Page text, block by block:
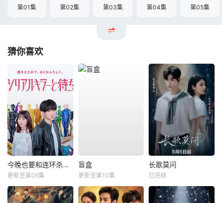
第01集 第02集 第03集 第04集 第05集
猜你喜欢
今晚也要和连环杀手约会
更新至第06集
盲盒
更新至第10集
长歌莫问
已完结